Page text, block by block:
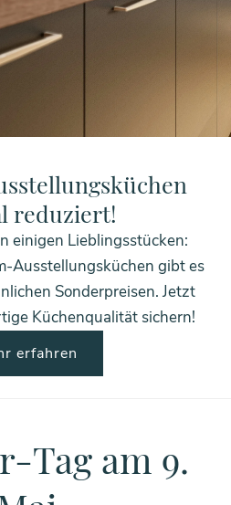
reduziert!
einigen Lieblingsstücken:
Ausstellungsküchen gibt es
Sonderpreisen. Jetzt
Küchenqualität sichern!
erfahren
Tag am 9.